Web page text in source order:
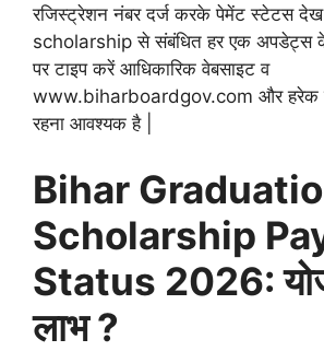
रजिस्ट्रेशन नंबर दर्ज करके पेमेंट स्टेटस
scholarship से संबंधित हर एक अपडेट्स
पर टाइप करें आधिकारिक वेबसाइट व
www.biharboardgov.com और हरेक
रहना आवश्यक है |
Bihar
Scholarship
Status 2026:
लाभ ?